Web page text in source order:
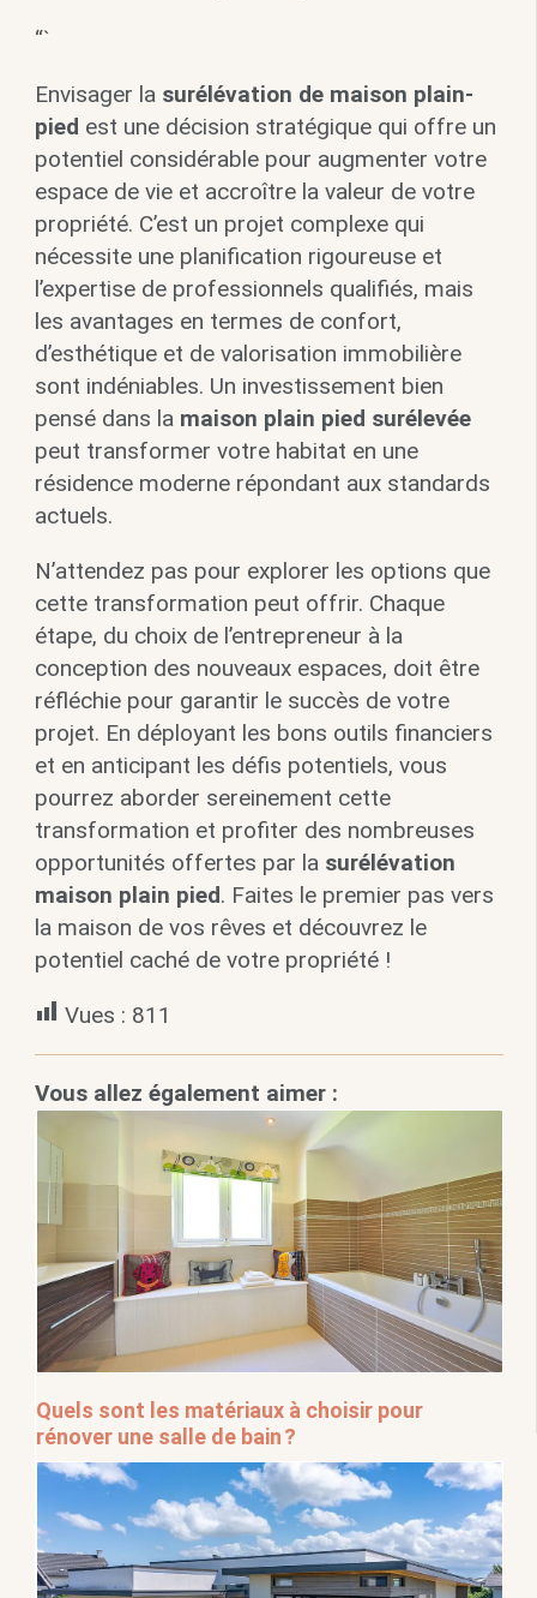
“`
Envisager la surélévation de maison plain-
pied est une décision stratégique qui offre un
potentiel considérable pour augmenter votre
espace de vie et accroître la valeur de votre
propriété. C’est un projet complexe qui
nécessite une planification rigoureuse et
l’expertise de professionnels qualifiés, mais
les avantages en termes de confort,
d’esthétique et de valorisation immobilière
sont indéniables. Un investissement bien
pensé dans la maison plain pied surélevée
peut transformer votre habitat en une
résidence moderne répondant aux standards
actuels.
N’attendez pas pour explorer les options que
cette transformation peut offrir. Chaque
étape, du choix de l’entrepreneur à la
conception des nouveaux espaces, doit être
réfléchie pour garantir le succès de votre
projet. En déployant les bons outils financiers
et en anticipant les défis potentiels, vous
pourrez aborder sereinement cette
transformation et profiter des nombreuses
opportunités offertes par la surélévation
maison plain pied. Faites le premier pas vers
la maison de vos rêves et découvrez le
potentiel caché de votre propriété !
Vues : 811
Vous allez également aimer :
Quels sont les matériaux à choisir pour
rénover une salle de bain ?